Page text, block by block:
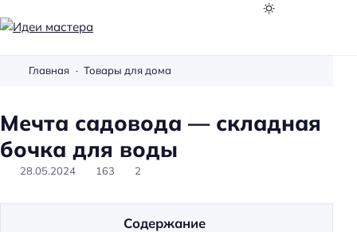
м
а
с
Главная Товары для дома
Мечта садовода — складная
бочка для воды
28.05.2024 163 2
Содержание